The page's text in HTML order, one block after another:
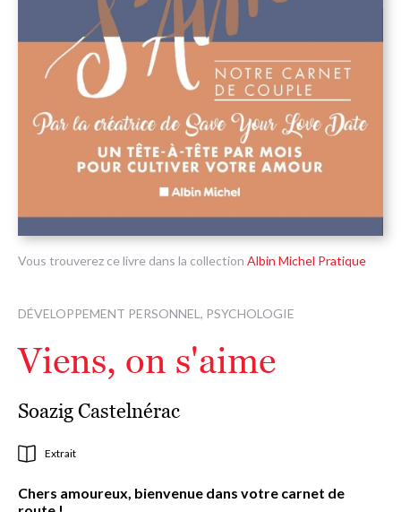
Vous trouverez ce livre dans la collection Albin Michel Pratique
DÉVELOPPEMENT PERSONNEL, PSYCHOLOGIE
Viens, on s'aime
Soazig Castelnérac
Extrait
Chers amoureux, bienvenue dans votre carnet de